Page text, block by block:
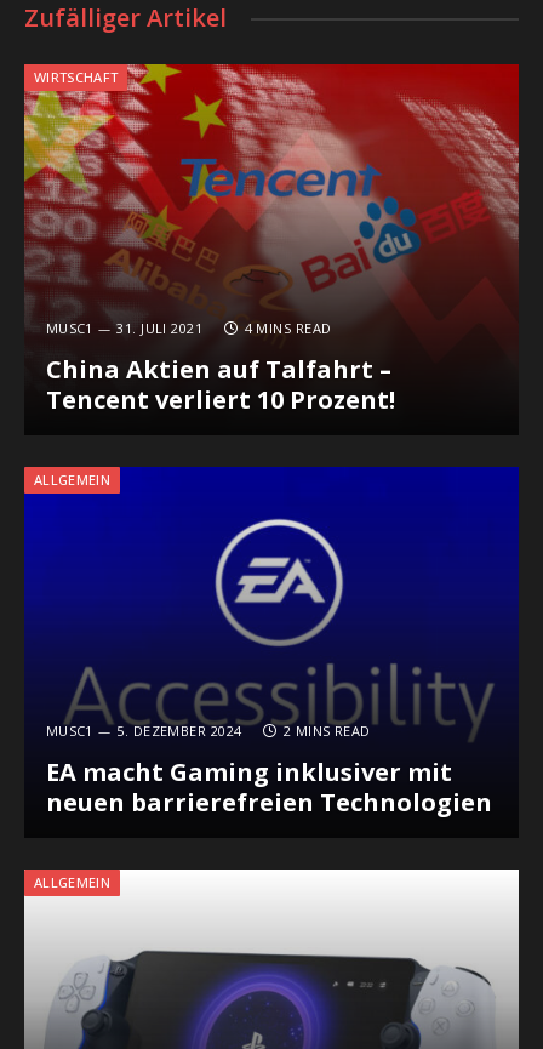
Zufälliger Artikel
WIRTSCHAFT
MUSC1 31. JULI 2021 4 MINS READ
China Aktien auf Talfahrt –
Tencent verliert 10 Prozent!
ALLGEMEIN
MUSC1 5. DEZEMBER 2024 2 MINS READ
EA macht Gaming inklusiver mit
neuen barrierefreien Technologien
ALLGEMEIN